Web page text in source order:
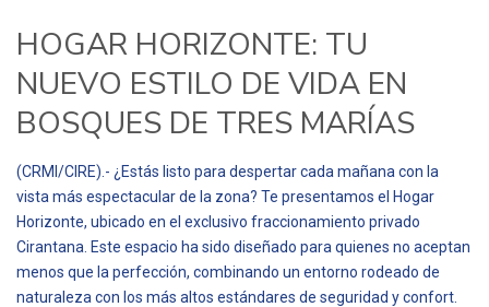
HOGAR HORIZONTE: TU
NUEVO ESTILO DE VIDA EN
BOSQUES DE TRES MARÍAS
(CRMI/CIRE).- ¿Estás listo para despertar cada mañana con la
vista más espectacular de la zona? Te presentamos el Hogar
Horizonte, ubicado en el exclusivo fraccionamiento privado
Cirantana. Este espacio ha sido diseñado para quienes no aceptan
menos que la perfección, combinando un entorno rodeado de
naturaleza con los más altos estándares de seguridad y confort.